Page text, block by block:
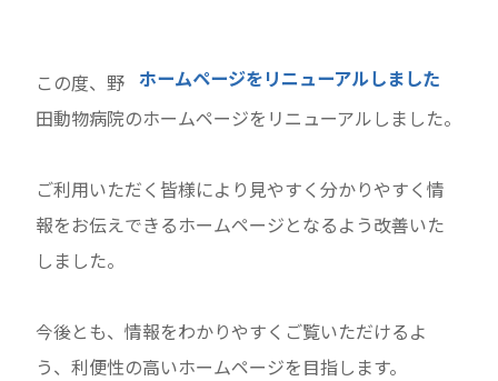
ホームページをリニューアルしました
この度、野
田動物病院のホームページをリニューアルしました。
ご利用いただく皆様により見やすく分かりやすく情
報をお伝えできるホームページとなるよう改善いた
しました。
今後とも、情報をわかりやすくご覧いただけるよ
う、利便性の高いホームページを目指します。